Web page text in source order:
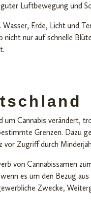
Luftbewegung und
Erde, Licht und
nur auf schnelle
um Cannabis verändert,
Grenzen. Dazu
vor Zugriff durch
von Cannabissamen
es um den Bezug
Zwecke,